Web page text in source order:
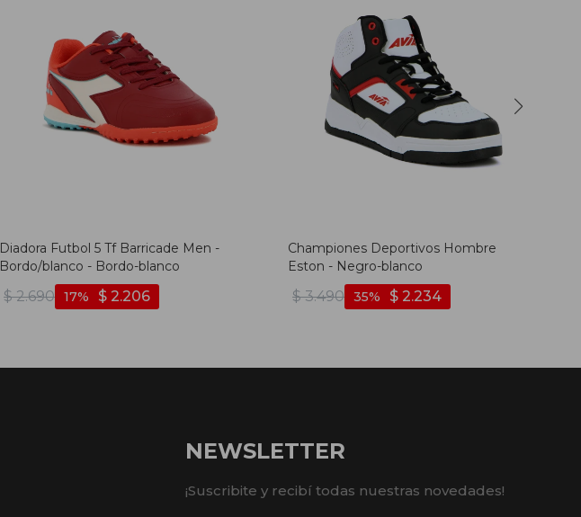
Diadora Futbol 5 Tf Barricade Men -
Bordo/blanco - Bordo-blanco
$ 2.690 $ 2.206
17
Championes Deportivos Hombre
Eston - Negro-blanco
$ 3.490 $ 2.234
35
NEWSLETTER
¡Suscribite y recibí todas nuestras novedades!